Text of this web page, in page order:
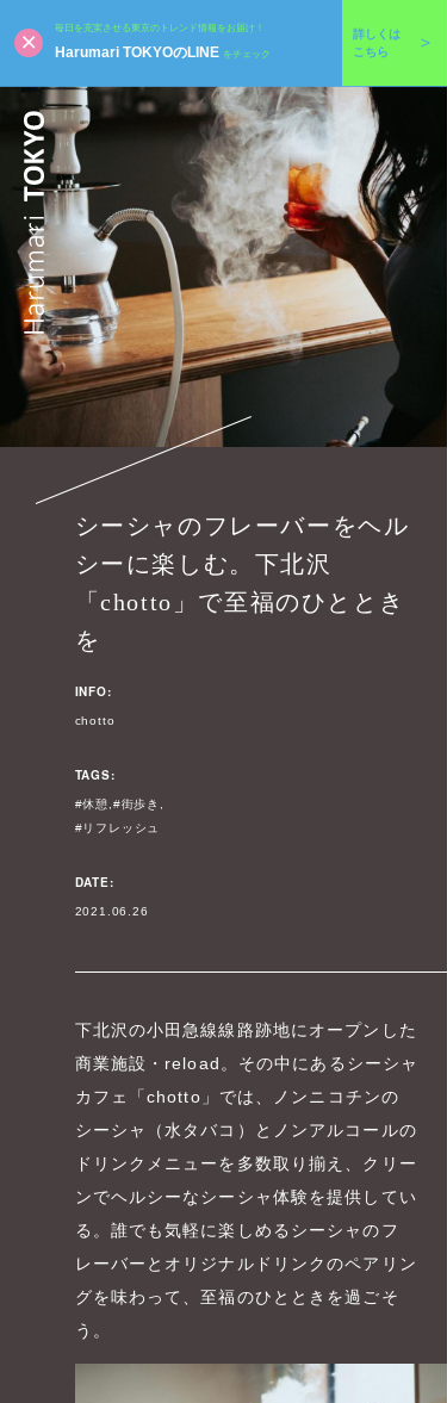
毎日を充実させる東京のトレンド情報をお届け！
Harumari TOKYOのLINE をチェック
詳しくは
こちら
シーシャのフレーバーをヘル
シーに楽しむ。下北沢
「chotto」で至福のひととき
を
INFO:
chotto
TAGS:
休憩
街歩き
リフレッシュ
DATE:
2021.06.26
下北沢の小田急線線路跡地にオープンした
商業施設・reload。その中にあるシーシャ
カフェ「chotto」では、ノンニコチンの
シーシャ（水タバコ）とノンアルコールの
ドリンクメニューを多数取り揃え、クリー
ンでヘルシーなシーシャ体験を提供してい
る。誰でも気軽に楽しめるシーシャのフ
レーバーとオリジナルドリンクのペアリン
グを味わって、至福のひとときを過ごそ
う。